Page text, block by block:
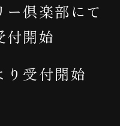
ー倶楽部にて
付開始
り受付開始